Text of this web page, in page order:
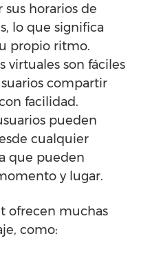
horarios de
lo que significa
propio ritmo.
virtuales son fáciles
compartir
facilidad.
pueden
cualquier
que pueden
y lugar.
ofrecen muchas
como: